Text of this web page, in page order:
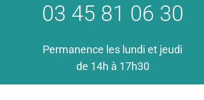
03 45 81 06 30
Permanence les lundi et jeudi
de 14h à 17h30